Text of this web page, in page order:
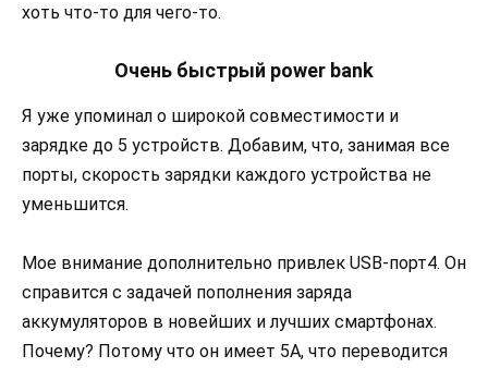
хоть что-то для чего-то.
Очень быстрый power bank
Я уже упоминал о широкой совместимости и
зарядке до 5 устройств. Добавим, что, занимая все
порты, скорость зарядки каждого устройства не
уменьшится.
Мое внимание дополнительно привлек USB-порт4. Он
справится с задачей пополнения заряда
аккумуляторов в новейших и лучших смартфонах.
Почему? Потому что он имеет 5A, что переводится